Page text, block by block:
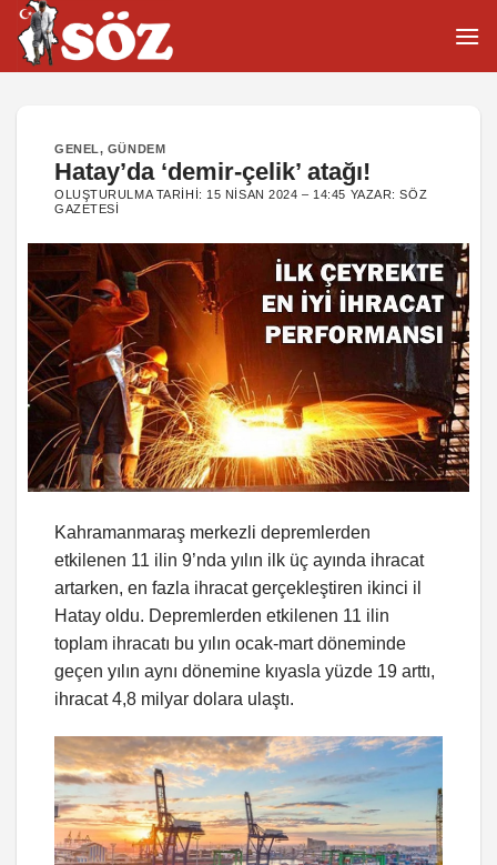
İçeriğe
atla
GENEL, GÜNDEM
Hatay’da ‘demir-çelik’ atağı!
OLUŞTURULMA TARIHI: 15 NISAN 2024 – 14:45 YAZAR:SÖZ
GAZETESI
Kahramanmaraş merkezli depremlerden
etkilenen 11 ilin 9’nda yılın ilk üç ayında ihracat
artarken, en fazla ihracat gerçekleştiren ikinci il
Hatay oldu. Depremlerden etkilenen 11 ilin
toplam ihracatı bu yılın ocak-mart döneminde
geçen yılın aynı dönemine kıyasla yüzde 19 arttı,
ihracat 4,8 milyar dolara ulaştı.